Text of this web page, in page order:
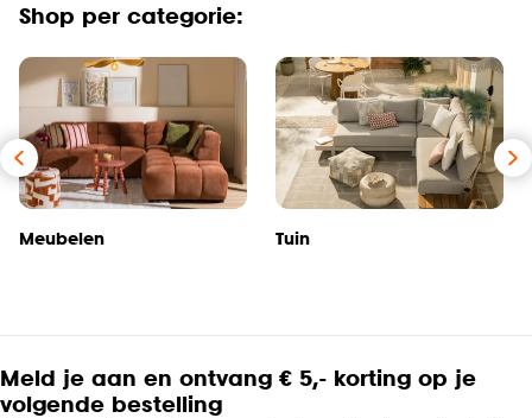
Shop per categorie:
Meubelen Tuin
Meld je aan en ontvang € 5,- korting op je
volgende bestelling